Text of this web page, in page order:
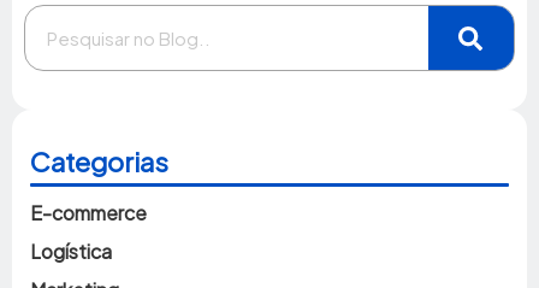
Categorias
E-commerce
Logística